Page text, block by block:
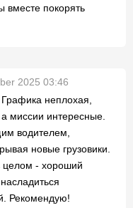
вместе покорять
2025 03:46
неплохая,
миссии интересные.
водителем,
новые грузовики.
целом - хороший
Рекомендую!